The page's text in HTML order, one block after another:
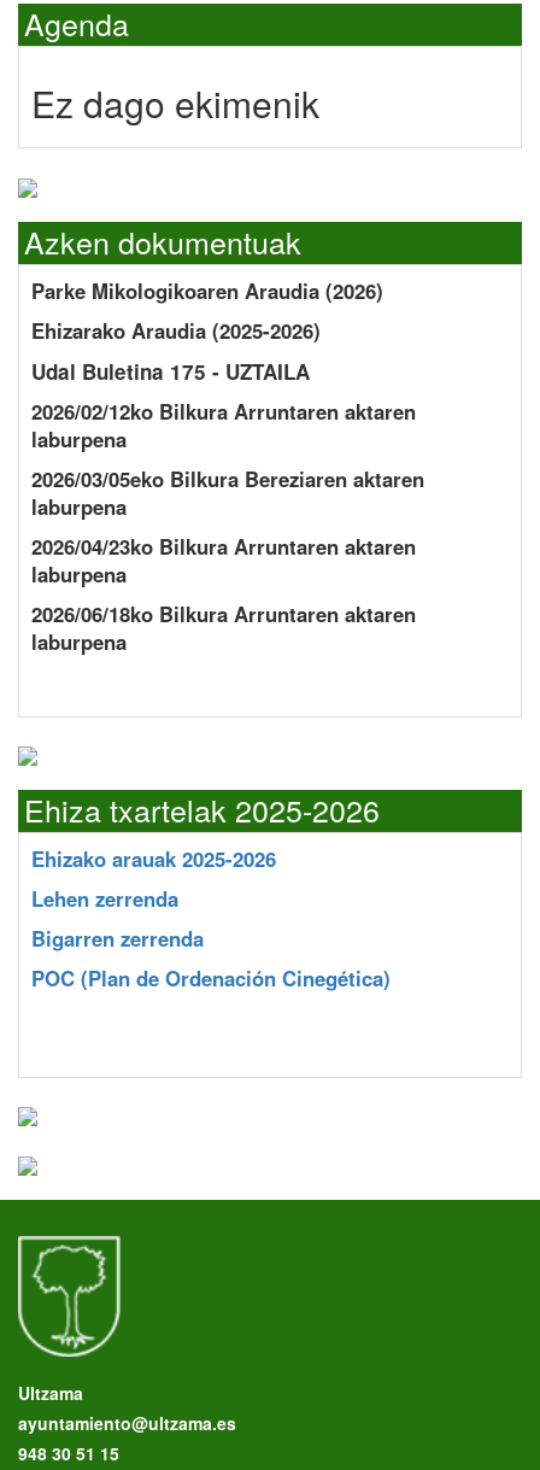
Agenda
Ez dago ekimenik
Azken dokumentuak
Parke Mikologikoaren Araudia (2026)
Ehizarako Araudia (2025-2026)
Udal Buletina 175 - UZTAILA
2026/02/12ko Bilkura Arruntaren aktaren
laburpena
2026/03/05eko Bilkura Bereziaren aktaren
laburpena
2026/04/23ko Bilkura Arruntaren aktaren
laburpena
2026/06/18ko Bilkura Arruntaren aktaren
laburpena
Ehiza txartelak 2025-2026
Ehizako arauak 2025-2026
Lehen zerrenda
Bigarren zerrenda
POC (Plan de Ordenación Cinegética)
Ultzama
ayuntamiento@ultzama.es
948 30 51 15